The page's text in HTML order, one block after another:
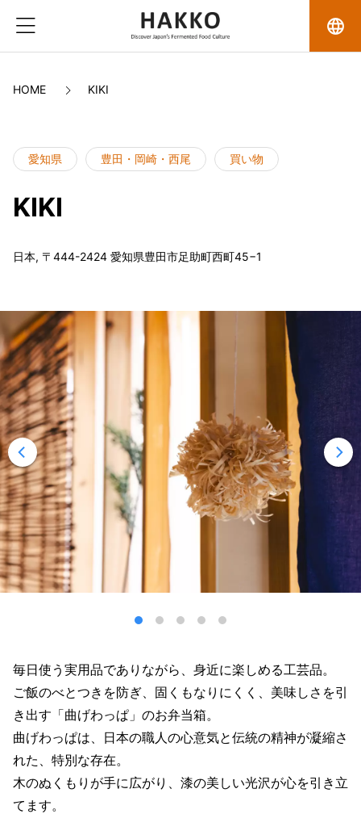
language
HOME KIKI
愛知県 豊田・岡崎・西尾 買い物
KIKI
日本, 〒444-2424 愛知県豊田市足助町西町45−1
毎日使う実用品でありながら、身近に楽しめる工芸品。
ご飯のべとつきを防ぎ、固くもなりにくく、美味しさを引
き出す「曲げわっぱ」のお弁当箱。
曲げわっぱは、日本の職人の心意気と伝統の精神が凝縮さ
れた、特別な存在。
木のぬくもりが手に広がり、漆の美しい光沢が心を引き立
てます。